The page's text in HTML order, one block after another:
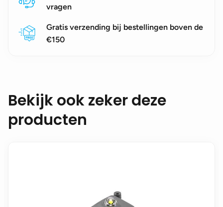
vragen
Gratis verzending bij bestellingen boven de
€150
Bekijk ook zeker deze
producten